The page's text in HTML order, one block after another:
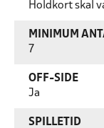
Holdkort skal
MINIMUM
7
OFF-SIDE
Ja
SPILLETID